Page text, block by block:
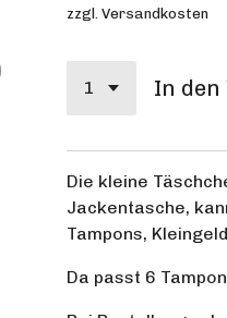
zzgl. Versandkosten
In
Die kleine
Jackentasche,
Tampons,
Da passt 6